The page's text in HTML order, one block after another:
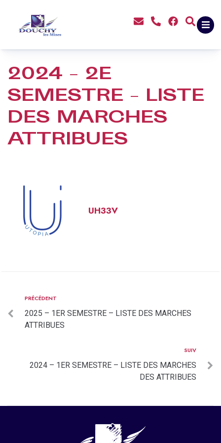
principal
2024 – 2E
SEMESTRE – LISTE
DES MARCHES
ATTRIBUES
UH33V
PRÉCÉDENT
2025 – 1ER SEMESTRE – LISTE DES MARCHES
ATTRIBUES
SUIV
2024 – 1ER SEMESTRE – LISTE DES MARCHES
DES ATTRIBUES